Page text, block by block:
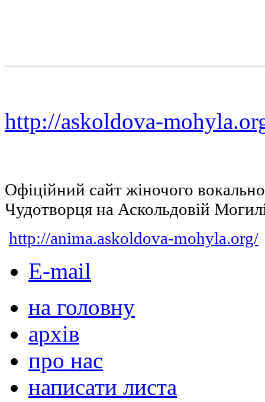
http://askoldova-
Офіційний сайт жіночого
Чудотворця на Аскольдовій
http://anima.askoldova-mohyla.org/
E-mail
на головну
архів
про нас
написати листа